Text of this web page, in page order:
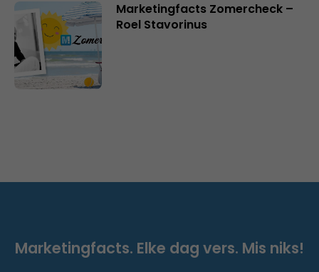
Marketingfacts Zomercheck –
Roel Stavorinus
Marketingfacts. Elke dag vers. Mis niks!